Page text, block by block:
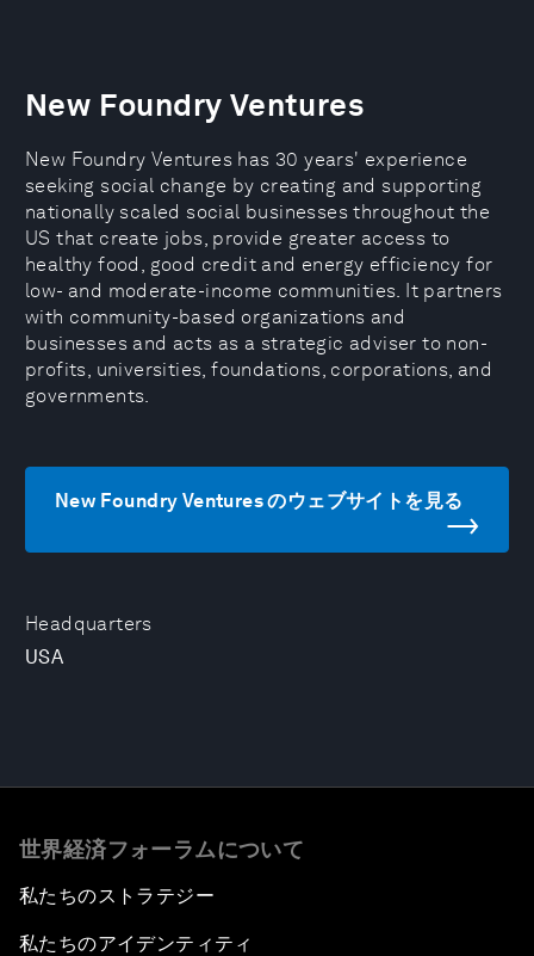
Headquarters
USA
New Foundry Ventures
New Foundry Ventures has 30 years' experience
seeking social change by creating and supporting
nationally scaled social businesses throughout the
US that create jobs, provide greater access to
healthy food, good credit and energy efficiency for
low- and moderate-income communities. It partners
with community-based organizations and
businesses and acts as a strategic adviser to non-
profits, universities, foundations, corporations, and
governments.
New Foundry Ventures のウェブサイトを見る
世界経済フォーラムについて
私たちのストラテジー
私たちのアイデンティティ